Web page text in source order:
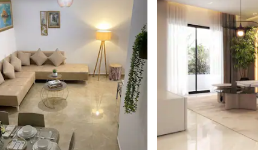
van 4,95 op 5, 37 recensies